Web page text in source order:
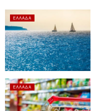
ΕΛΛΆΔΑ
ΕΛΛΆΔΑ